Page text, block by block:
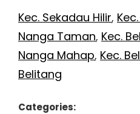
Kec. Sekadau Hilir,
Nanga Taman, Kec.
Nanga Mahap, Kec.
Belitang
Categories: